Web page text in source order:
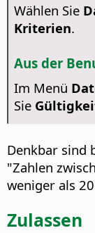
Wählen Sie
Kriterien.
Aus der
Im Menü
Sie
Denkbar sind
"Zahlen
weniger als
Zulassen